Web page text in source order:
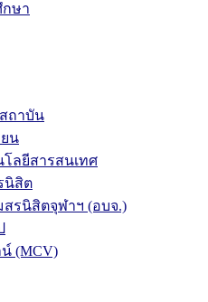
กษา
ถาบัน
น
ลยีสารสนเทศ
นิสิต
รนิสิตจุฬาฯ (อบจ.)
(MCV)